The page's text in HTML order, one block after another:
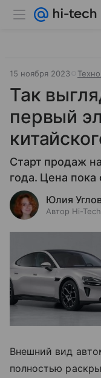
15 ноября 2023
Так
первый
Старт продаж
года. Цена пока
Юлия
Автор Hi-
Внешний вид
полностью